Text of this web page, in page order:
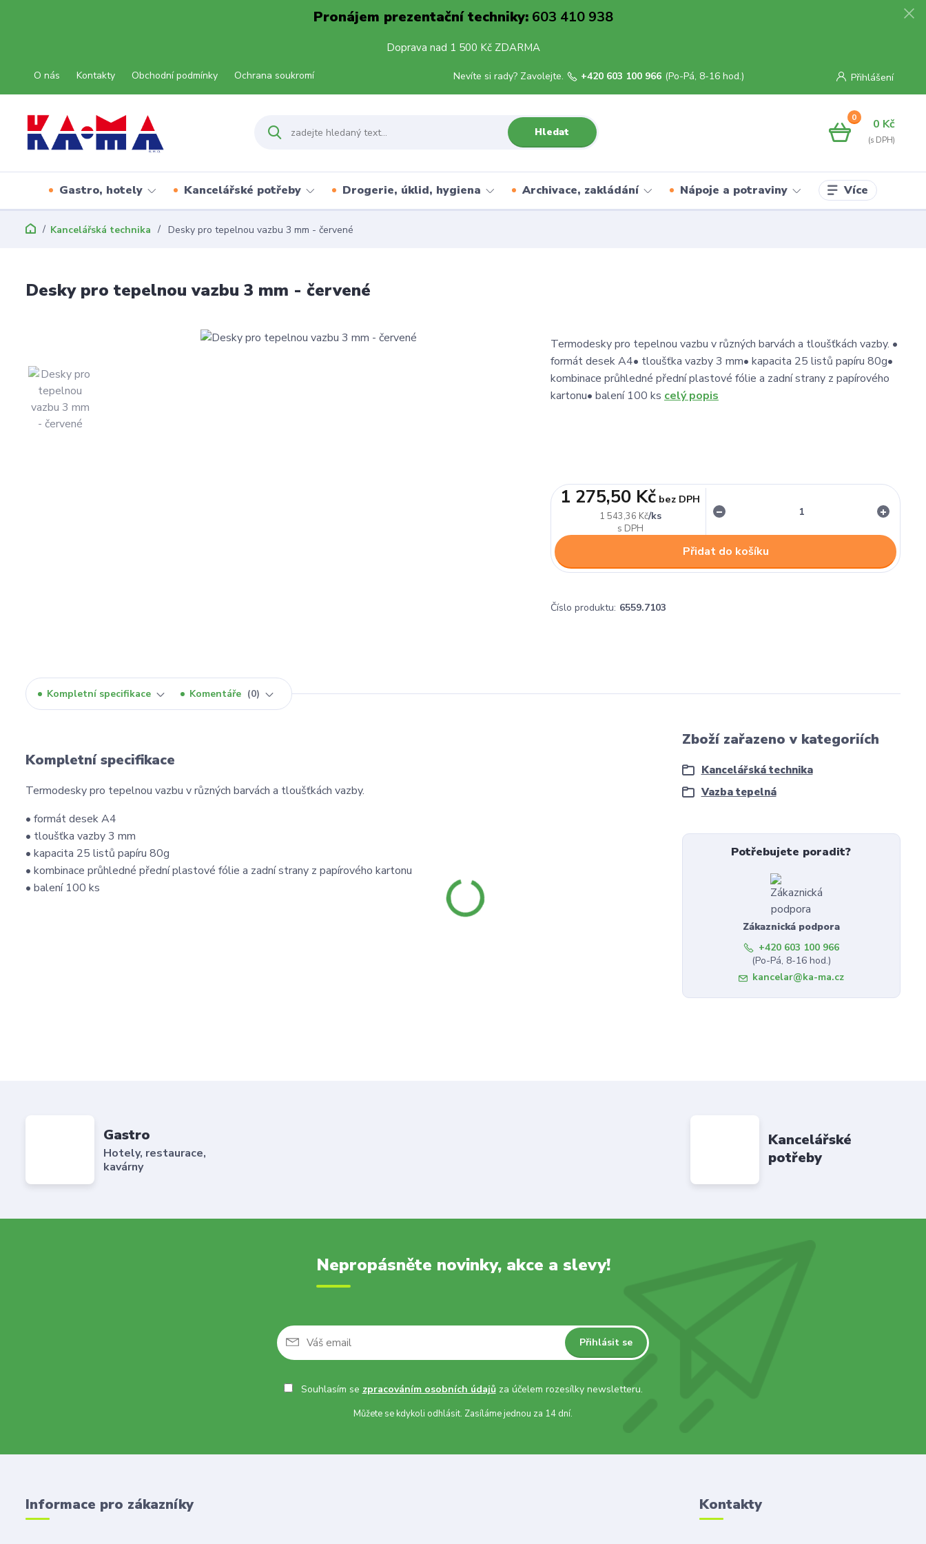
Pronájem prezentační techniky:603 410 938
Doprava nad 1 500 Kč ZDARMA
O nás Kontakty Obchodní podmínky Ochrana soukromí Přihlášení
Hledat
Nevíte si rady? Zavolejte. +420 603 100 966 (Po-Pá, 8-16 hod.)
0 0 Kč
Gastro, hotely Kancelářské potřeby Drogerie, úklid, hygiena Archivace, zakládání Nápoje a potraviny Více
Kancelářská technika Desky pro tepelnou vazbu 3 mm - červené
Desky pro tepelnou vazbu 3 mm - červené
Termodesky pro tepelnou vazbu v různých barvách a tloušťkách vazby. •
formát desek A4• tloušťka vazby 3 mm• kapacita 25 listů papíru 80g•
kombinace průhledné přední plastové fólie a zadní strany z papírového
kartonu• balení 100 ks celý popis
1 543,36 Kč/ks
1 275,50 Kč bez DPH
Přidat do košíku
Číslo produktu: 6559.7103
Kompletní specifikace Komentáře 0
Kompletní specifikace
Termodesky pro tepelnou vazbu v různých barvách a tloušťkách vazby.
• formát desek A4
• tloušťka vazby 3 mm
• kapacita 25 listů papíru 80g
• kombinace průhledné přední plastové fólie a zadní strany z papírového kartonu
• balení 100 ks
Zboží zařazeno v kategoriích
Kancelářská technika
Vazba tepelná
Potřebujete poradit?
Zákaznická podpora
+420 603 100 966
(Po-Pá, 8-16 hod.)
kancelar@ka-ma.cz
Gastro
Hotely, restaurace,
kavárny
Kancelářské
potřeby
Nepropásněte novinky, akce a slevy!
Přihlásit se
Souhlasím se zpracováním osobních údajůza účelem rozesílky newsletteru.
Můžete se kdykoli odhlásit. Zasíláme jednou za 14 dní.
Informace pro zákazníky Kontakty